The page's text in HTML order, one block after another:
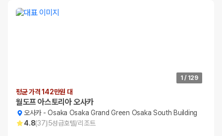
1 / 129
평균 가격 142만원 대
월도프 아스토리아 오사카
오사카-Osaka Osaka Grand Green Osaka South Building
4.8(37)5성급호텔/리조트